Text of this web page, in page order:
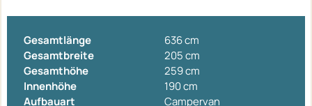
Gesamtlänge
636 cm
Gesamtbreite
205 cm
Gesamthöhe
259 cm
Innenhöhe
190 cm
Aufbauart
Campervan